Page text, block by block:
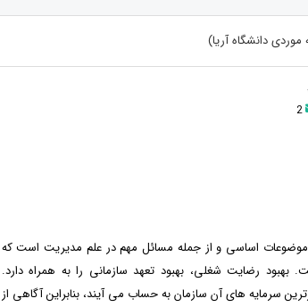
دانشگاه آریا)
2
اساسی و از جمله مسائل مهم در علم مدیریت است که
بهبود رضایت شغلی، بهبود تعهد سازمانی را به همراه دارد.
سرمایه های آن سازمان به حساب می آیند، بنابراین آگاهی از